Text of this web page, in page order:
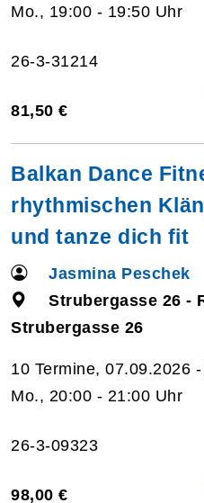
Mo., 19:00 - 19:50 Uhr
26-3-31214
81,50 €
Balkan Dance
rhythmischen
und tanze dich fit
Jasmina Peschek
Strubergasse 26 -
Strubergasse 26
10 Termine, 07.09.2026
Mo., 20:00 - 21:00 Uhr
26-3-09323
98,00 €